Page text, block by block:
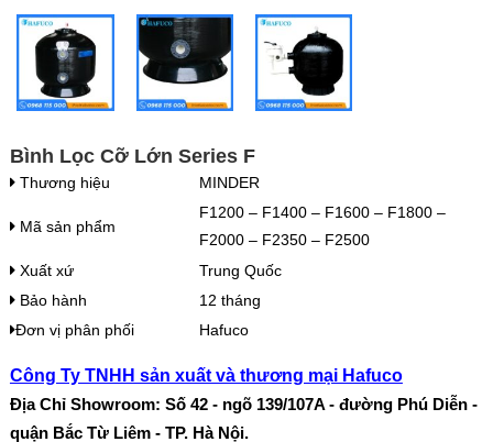
Bình Lọc Cỡ Lớn Series F
Thương hiệu MINDER
Mã sản phẩm
F1200 – F1400 – F1600 – F1800 –
F2000 – F2350 – F2500
Xuất xứ
Trung Quốc
Bảo hành
12 tháng
Đơn vị phân phối
Hafuco
Công Ty TNHH sản xuất và thương mại Hafuco
Địa Chỉ Showroom: Số 42 - ngõ 139/107A - đường Phú Diễn -
quận Bắc Từ Liêm - TP. Hà Nội.